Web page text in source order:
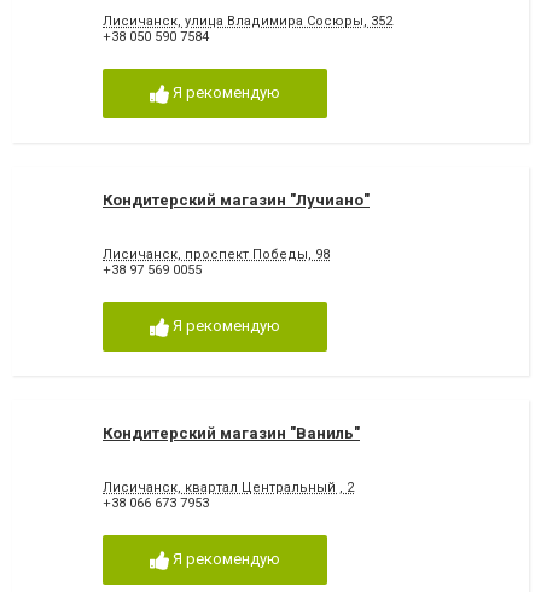
Лисичанск, улица Владимира Сосюры, 352
+38 050 590 7584
Я рекомендую
Кондитерский магазин "Лучиано"
Лисичанск, проспект Победы, 98
+38 97 569 0055
Я рекомендую
Кондитерский магазин "Ваниль"
Лисичанск, квартал Центральный , 2
+38 066 673 7953
Я рекомендую